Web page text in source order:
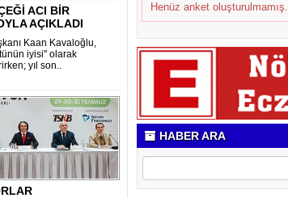
ACI BİR
AÇIKLADI
Kaan Kavaloğlu,
iyisi" olarak
yıl son..
Henüz anket oluşturulmamış.
HABER ARA